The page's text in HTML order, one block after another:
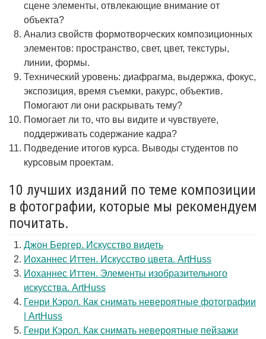
сцене элементы, отвлекающие внимание от
объекта?
Анализ свойств формотворческих композиционных
элементов: пространство, свет, цвет, текстуры,
линии, формы.
Технический уровень: диафрагма, выдержка, фокус,
экспозиция, время съемки, ракурс, объектив.
Помогают ли они раскрывать тему?
Помогает ли то, что вы видите и чувствуете,
поддерживать содержание кадра?
Подведение итогов курса. Выводы студентов по
курсовым проектам.
10 лучших изданий по теме композиции
в фотографии, которые мы рекомендуем
почитать.
Джон Бергер. Искусство видеть
Иоханнес Иттен. Искусство цвета. ArtHuss
Иоханнес Иттен. Элементы изобразительного
искусства. ArtHuss
Генри Кэрол. Как снимать невероятные фотографии
| ArtHuss
Генри Кэрол. Как снимать невероятные пейзажи